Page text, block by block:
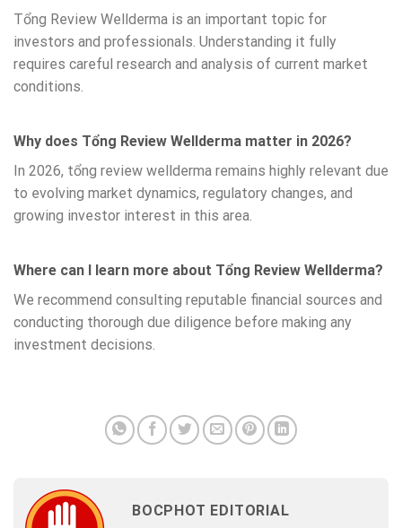
Tổng Review Wellderma is an important topic for
investors and professionals. Understanding it fully
requires careful research and analysis of current market
conditions.
Why does Tổng Review Wellderma matter in 2026?
In 2026, tổng review wellderma remains highly relevant due
to evolving market dynamics, regulatory changes, and
growing investor interest in this area.
Where can I learn more about Tổng Review Wellderma?
We recommend consulting reputable financial sources and
conducting thorough due diligence before making any
investment decisions.
BOCPHOT EDITORIAL